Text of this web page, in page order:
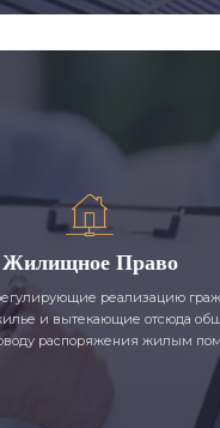
Жилищное Право
реализацию
и вытекающие отсюда
распоряжения жилым